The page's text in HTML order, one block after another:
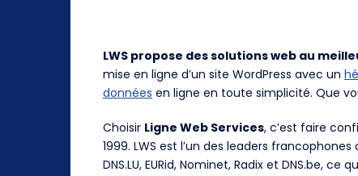
LWS propose des solutions web au
mise en ligne d’un site WordPress avec un
données en ligne en toute simplicité. Que
Choisir Ligne Web Services, c’est faire
1999. LWS est l’un des leaders
DNS.LU, EURid, Nominet, Radix et DNS.be,